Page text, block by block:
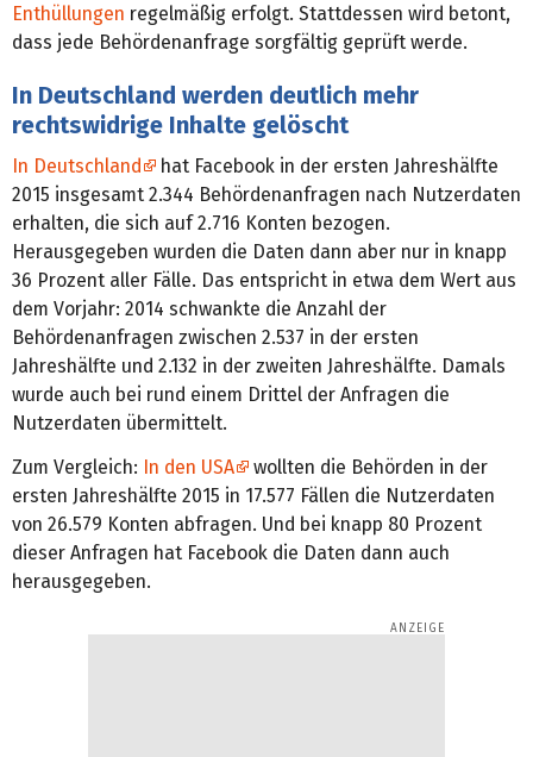
Enthüllungen regelmäßig erfolgt. Stattdessen wird betont,
dass jede Behördenanfrage sorgfältig geprüft werde.
In Deutschland werden deutlich mehr
rechtswidrige Inhalte gelöscht
In Deutschland
hat Facebook in der ersten Jahreshälfte
2015 insgesamt 2.344 Behördenanfragen nach Nutzerdaten
erhalten, die sich auf 2.716 Konten bezogen.
Herausgegeben wurden die Daten dann aber nur in knapp
36 Prozent aller Fälle. Das entspricht in etwa dem Wert aus
dem Vorjahr: 2014 schwankte die Anzahl der
Behördenanfragen zwischen 2.537 in der ersten
Jahreshälfte und 2.132 in der zweiten Jahreshälfte. Damals
wurde auch bei rund einem Drittel der Anfragen die
Nutzerdaten übermittelt.
Zum Vergleich: In den USA
wollten die Behörden in der
ersten Jahreshälfte 2015 in 17.577 Fällen die Nutzerdaten
von 26.579 Konten abfragen. Und bei knapp 80 Prozent
dieser Anfragen hat Facebook die Daten dann auch
herausgegeben.